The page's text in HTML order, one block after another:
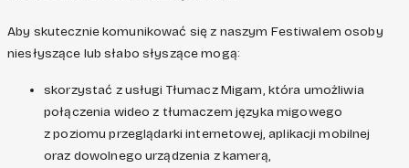
Aby skutecznie komunikować się z naszym Festiwalem osoby
niesłyszące lub słabo słyszące mogą:
skorzystać z usługi Tłumacz Migam, która umożliwia
połączenia wideo z tłumaczem języka migowego
z poziomu przeglądarki internetowej, aplikacji mobilnej
oraz dowolnego urządzenia z kamerą,